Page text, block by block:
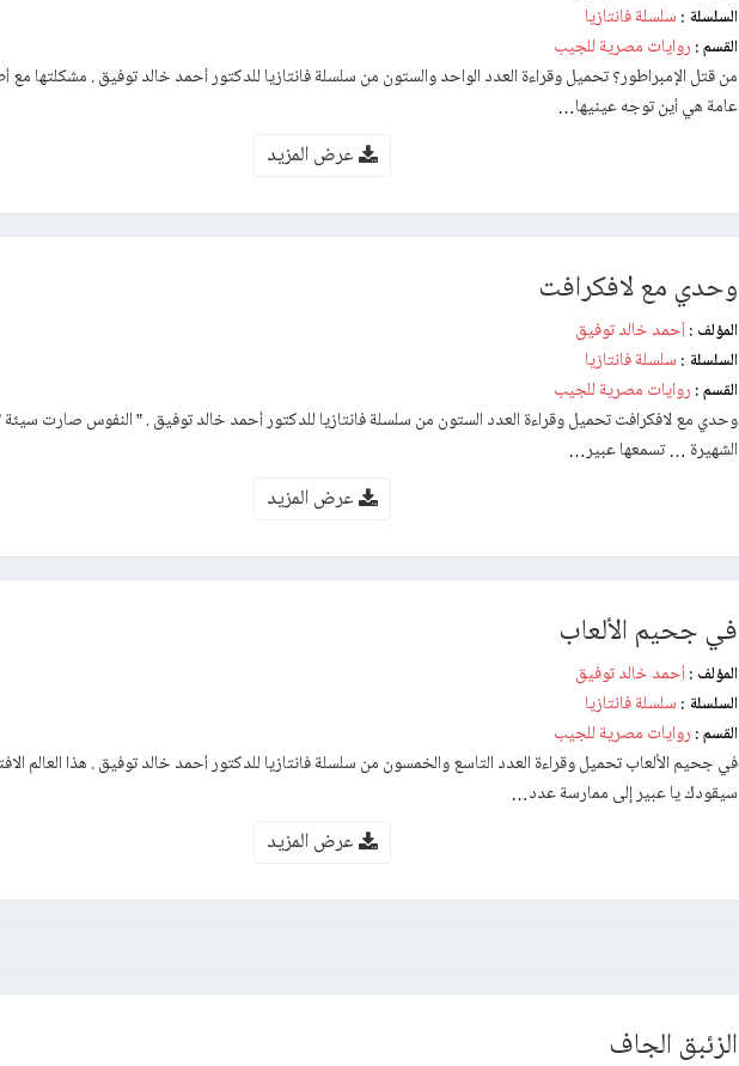
السلسلة : سلسلة فانتازيا
القسم : روايات مصرية للجيب
من قتل الإمبراطور؟ تحميل وقراءة العدد الواحد والستون من سلسلة فانتازيا للدكتور أحمد خالد توفيق . مشكلتها مع
عامة هي أين توجه عينيها…
عرض المزيد
وحدي مع لافكرافت
المؤلف :أحمد خالد توفيق
السلسلة : سلسلة فانتازيا
القسم : روايات مصرية للجيب
وحدي مع لافكرافت تحميل وقراءة العدد الستون من سلسلة فانتازيا للدكتور أحمد خالد توفيق . ” النفوس صارت سيئة
الشهيرة … تسمعها عبير…
عرض المزيد
في جحيم الألعاب
المؤلف :أحمد خالد توفيق
السلسلة : سلسلة فانتازيا
القسم : روايات مصرية للجيب
في جحيم الألعاب تحميل وقراءة العدد التاسع والخمسون من سلسلة فانتازيا للدكتور أحمد خالد توفيق . هذا العالم
سيقودك يا عبير إلى ممارسة عدد…
عرض المزيد
الزئبق الجاف